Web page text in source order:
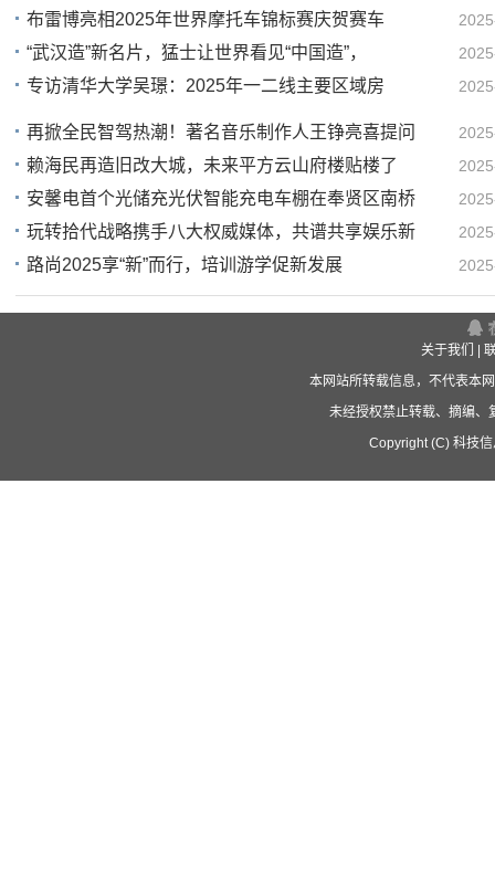
布雷博亮相2025年世界摩托车锦标赛庆贺赛车
“武汉造”新名片，猛士让世界看见“中国造”，
专访清华大学吴璟：2025年一二线主要区域房
再掀全民智驾热潮！著名音乐制作人王铮亮喜提问
赖海民再造旧改大城，未来平方云山府楼贴楼了
安馨电首个光储充光伏智能充电车棚在奉贤区南桥
玩转拾代战略携手八大权威媒体，共谱共享娱乐新
路尚2025享“新”而行，培训游学促新发展
关于我们
本网站所转载信息，不代表本
未经授权禁止转载、摘编、
Copyright (C) 科技